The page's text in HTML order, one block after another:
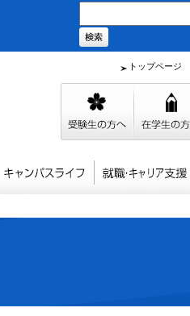
トップページ